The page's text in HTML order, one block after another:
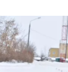
теста на